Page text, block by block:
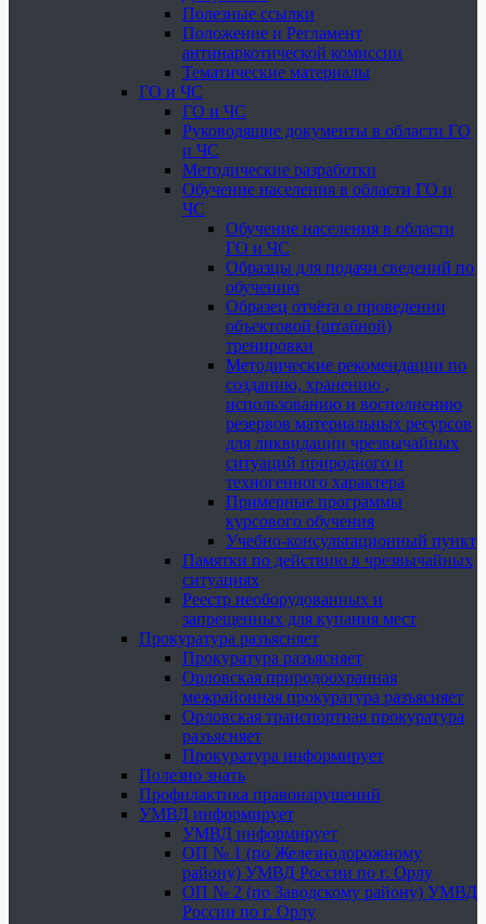
Полезные ссылки
Положение и Регламент
антинаркотической комиссии
Тематические материалы
ГО и ЧС
ГО и ЧС
Руководящие документы в области ГО
и ЧС
Методические разработки
Обучение населения в области ГО и
ЧС
Обучение населения в области
ГО и ЧС
Образцы для подачи сведений по
обучению
Образец отчёта о проведении
объектовой (штабной)
тренировки
Методические рекомендации по
созданию, хранению ,
использованию и восполнению
резервов материальных ресурсов
для ликвидации чрезвычайных
ситуаций природного и
техногенного характера
Примерные программы
курсового обучения
Учебно-консультационный пункт
Памятки по действию в чрезвычайных
ситуациях
Реестр необорудованных и
запрещенных для купания мест
Прокуратура разъясняет
Прокуратура разъясняет
Орловская природоохранная
межрайонная прокуратура разъясняет
Орловская транспортная прокуратура
разъясняет
Прокуратура информирует
Полезно знать
Профилактика правонарушений
УМВД информирует
УМВД информирует
ОП № 1 (по Железнодорожному
району) УМВД России по г. Орлу
ОП № 2 (по Заводскому району) УМВД
России по г. Орлу